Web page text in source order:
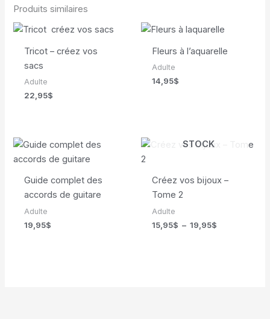
Produits similaires
Tricot – créez vos
sacs
Adulte
22,95$
Fleurs à l’aquarelle
Adulte
14,95$
Guide complet des
accords de guitare
Adulte
19,95$
STOCK
Créez vos bijoux –
Tome 2
Adulte
15,95$ – 19,95$Plage